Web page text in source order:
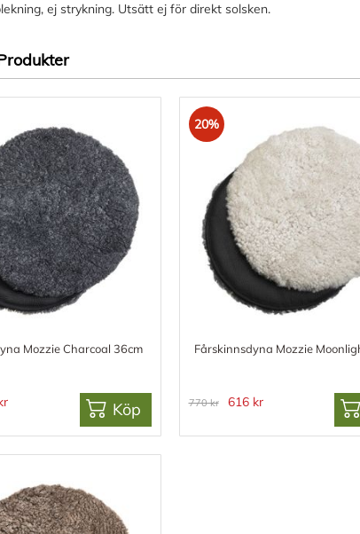
ej strykning. Utsätt ej för direkt solsken.
Mozzie Charcoal 36cm
Köp
20%
Fårskinnsdyna Mozzie
770 kr 616 kr